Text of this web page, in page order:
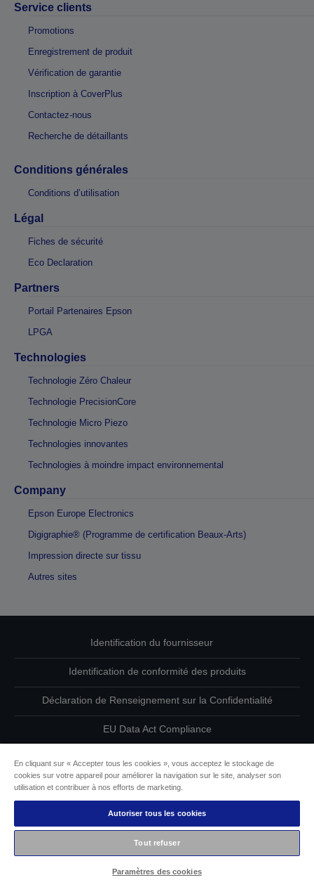
Service clients
Promotions
Enregistrement de produit
Vérification de garantie
Inscription à CoverPlus
Contactez-nous
Recherche de détaillants
Conditions générales
Conditions d’utilisation
Légal
Fiches de sécurité
Eco Declaration
Partners
Portail Partenaires Epson
LPGA
Technologies
Technologie Zéro Chaleur
Technologie PrecisionCore
Technologie Micro Piezo
Technologies innovantes
Technologies à moindre impact environnemental
Company
Epson Europe Electronics
Digigraphie® (Programme de certification Beaux-Arts)
Impression directe sur tissu
Autres sites
Identification du fournisseur
Identification de conformité des produits
Déclaration de Renseignement sur la Confidentialité
EU Data Act Compliance
Informations sur les cookies
L’engagement d’Epson pour l’accessibilité
Copyright © 2026 Seiko Epson
En cliquant sur « Accepter tous les cookies », vous acceptez le stockage de
cookies sur votre appareil pour améliorer la navigation sur le site, analyser son
utilisation et contribuer à nos efforts de marketing.
Autoriser tous les cookies
Tout refuser
Paramètres des cookies